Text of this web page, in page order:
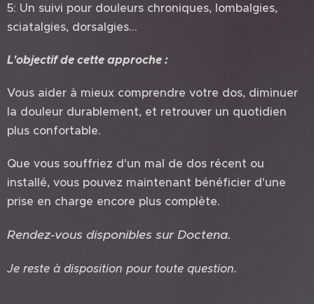
5: Un suivi pour douleurs chroniques, lombalgies,
sciatalgies, dorsalgies…
L'objectif de cette approche :
Vous aider à mieux comprendre votre dos, diminuer
la douleur durablement, et retrouver un quotidien
plus confortable.
Que vous souffriez d'un mal de dos récent ou
installé, vous pouvez maintenant bénéficier d'une
prise en charge encore plus complète.
Rendez-vous disponibles sur Doctena.
Je reste à disposition pour toute question.